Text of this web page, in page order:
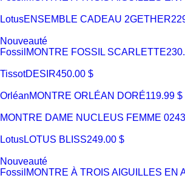
LotusENSEMBLE CADEAU 2GETHER
Nouveauté
Fossil MONTRE FOSSIL SCARLETTE
TissotDESIR450.00 $
OrléanMONTRE ORLÉAN DORÉ119.99 $
MONTRE DAME NUCLEUS FEMME 02
LotusLOTUS BLISS249.00 $
Nouveauté
Fossil MONTRE À TROIS AIGUILLES EN